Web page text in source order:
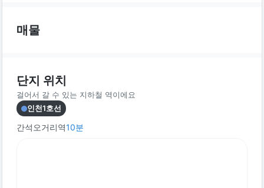
매물
단지 위치
걸어서 갈 수 있는 지하철 역이에요
인천1호선
간석오거리역10분